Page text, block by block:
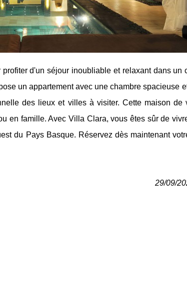
d'un séjour inoubliable et relaxant dans un
un appartement avec une chambre spacieuse
des lieux et villes à visiter. Cette maison de
en famille. Avec Villa Clara, vous êtes sûr de
du Pays Basque. Réservez dès maintenant
29/09/